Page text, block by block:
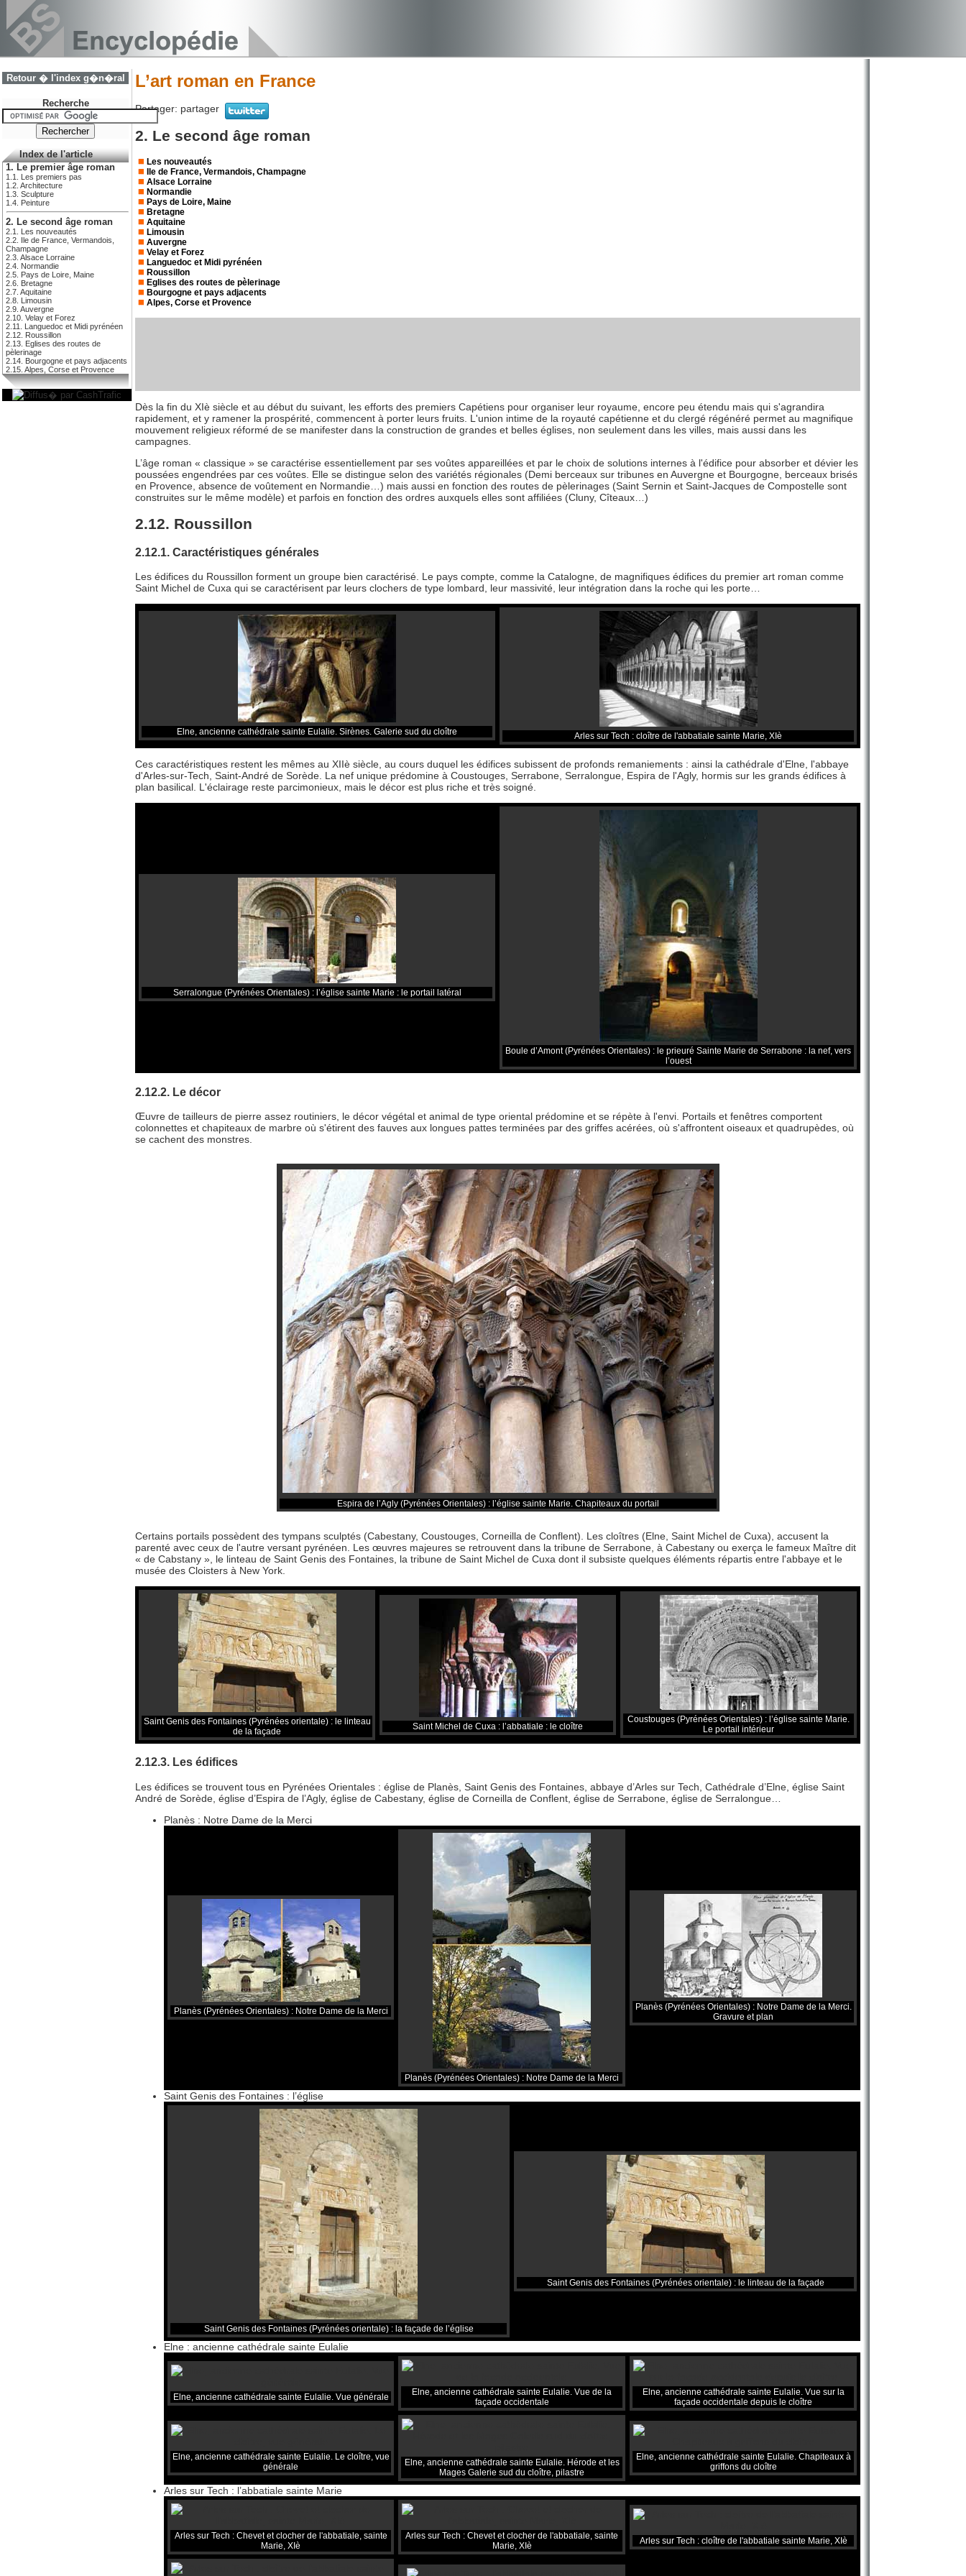
Retour � l'index g�n�ral
Recherche
Index de l'article
1. Le premier âge roman
1.1. Les premiers pas
1.2. Architecture
1.3. Sculpture
1.4. Peinture
2. Le second âge roman
2.1. Les nouveautés
2.2. Ile de France, Vermandois,
Champagne
2.3. Alsace Lorraine
2.4. Normandie
2.5. Pays de Loire, Maine
2.6. Bretagne
2.7. Aquitaine
2.8. Limousin
2.9. Auvergne
2.10. Velay et Forez
2.11. Languedoc et Midi pyrénéen
2.12. Roussillon
2.13. Eglises des routes de
pèlerinage
2.14. Bourgogne et pays adjacents
2.15. Alpes, Corse et Provence
L’art roman en France
Partager: partager
2. Le second âge roman
Les nouveautés
Ile de France, Vermandois, Champagne
Alsace Lorraine
Normandie
Pays de Loire, Maine
Bretagne
Aquitaine
Limousin
Auvergne
Velay et Forez
Languedoc et Midi pyrénéen
Roussillon
Eglises des routes de pèlerinage
Bourgogne et pays adjacents
Alpes, Corse et Provence
Dès la fin du XIè siècle et au début du suivant, les efforts des premiers Capétiens pour organiser leur royaume, encore peu étendu mais qui s'agrandira
rapidement, et y ramener la prospérité, commencent à porter leurs fruits. L'union intime de la royauté capétienne et du clergé régénéré permet au magnifique
mouvement religieux réformé de se manifester dans la construction de grandes et belles églises, non seulement dans les villes, mais aussi dans les
campagnes.
L’âge roman « classique » se caractérise essentiellement par ses voûtes appareillées et par le choix de solutions internes à l'édifice pour absorber et dévier les
poussées engendrées par ces voûtes. Elle se distingue selon des variétés régionales (Demi berceaux sur tribunes en Auvergne et Bourgogne, berceaux brisés
en Provence, absence de voûtement en Normandie…) mais aussi en fonction des routes de pèlerinages (Saint Sernin et Saint-Jacques de Compostelle sont
construites sur le même modèle) et parfois en fonction des ordres auxquels elles sont affiliées (Cluny, Cîteaux…)
2.12. Roussillon
2.12.1. Caractéristiques générales
Les édifices du Roussillon forment un groupe bien caractérisé. Le pays compte, comme la Catalogne, de magnifiques édifices du premier art roman comme
Saint Michel de Cuxa qui se caractérisent par leurs clochers de type lombard, leur massivité, leur intégration dans la roche qui les porte…
Elne, ancienne cathédrale sainte Eulalie. Sirènes. Galerie sud du cloître Arles sur Tech : cloître de l'abbatiale sainte Marie, XIè
Ces caractéristiques restent les mêmes au XIIè siècle, au cours duquel les édifices subissent de profonds remaniements : ainsi la cathédrale d'Elne, l'abbaye
d'Arles-sur-Tech, Saint-André de Sorède. La nef unique prédomine à Coustouges, Serrabone, Serralongue, Espira de l'Agly, hormis sur les grands édifices à
plan basilical. L'éclairage reste parcimonieux, mais le décor est plus riche et très soigné.
Serralongue (Pyrénées Orientales) : l’église sainte Marie : le portail latéral
Boule d’Amont (Pyrénées Orientales) : le prieuré Sainte Marie de Serrabone : la nef, vers
l’ouest
2.12.2. Le décor
Œuvre de tailleurs de pierre assez routiniers, le décor végétal et animal de type oriental prédomine et se répète à l'envi. Portails et fenêtres comportent
colonnettes et chapiteaux de marbre où s'étirent des fauves aux longues pattes terminées par des griffes acérées, où s'affrontent oiseaux et quadrupèdes, où
se cachent des monstres.
Espira de l’Agly (Pyrénées Orientales) : l’église sainte Marie. Chapiteaux du portail
Certains portails possèdent des tympans sculptés (Cabestany, Coustouges, Corneilla de Conflent). Les cloîtres (Elne, Saint Michel de Cuxa), accusent la
parenté avec ceux de l'autre versant pyrénéen. Les œuvres majeures se retrouvent dans la tribune de Serrabone, à Cabestany ou exerça le fameux Maître dit
« de Cabstany », le linteau de Saint Genis des Fontaines, la tribune de Saint Michel de Cuxa dont il subsiste quelques éléments répartis entre l'abbaye et le
musée des Cloisters à New York.
Saint Genis des Fontaines (Pyrénées orientale) : le linteau
de la façade
Saint Michel de Cuxa : l’abbatiale : le cloître
Coustouges (Pyrénées Orientales) : l’église sainte Marie.
Le portail intérieur
2.12.3. Les édifices
Les édifices se trouvent tous en Pyrénées Orientales : église de Planès, Saint Genis des Fontaines, abbaye d’Arles sur Tech, Cathédrale d’Elne, église Saint
André de Sorède, église d’Espira de l’Agly, église de Cabestany, église de Corneilla de Conflent, église de Serrabone, église de Serralongue…
Planès : Notre Dame de la Merci
Planès (Pyrénées Orientales) : Notre Dame de la Merci
Planès (Pyrénées Orientales) : Notre Dame de la Merci
Planès (Pyrénées Orientales) : Notre Dame de la Merci.
Gravure et plan
Saint Genis des Fontaines : l’église
Saint Genis des Fontaines (Pyrénées orientale) : la façade de l’église
Saint Genis des Fontaines (Pyrénées orientale) : le linteau de la façade
Elne : ancienne cathédrale sainte Eulalie
Elne, ancienne cathédrale sainte Eulalie. Vue générale
Elne, ancienne cathédrale sainte Eulalie. Vue de la
façade occidentale
Elne, ancienne cathédrale sainte Eulalie. Vue sur la
façade occidentale depuis le cloître
Elne, ancienne cathédrale sainte Eulalie. Le cloître, vue
générale
Elne, ancienne cathédrale sainte Eulalie. Hérode et les
Mages Galerie sud du cloître, pilastre
Elne, ancienne cathédrale sainte Eulalie. Chapiteaux à
griffons du cloître
Arles sur Tech : l’abbatiale sainte Marie
Arles sur Tech : Chevet et clocher de l'abbatiale, sainte
Marie, XIè
Arles sur Tech : Chevet et clocher de l'abbatiale, sainte
Marie, XIè
Arles sur Tech : cloître de l'abbatiale sainte Marie, XIè